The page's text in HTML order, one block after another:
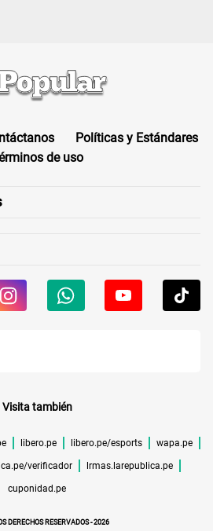
Políticas y Estándares
de uso
Visita también
libero.pe libero.pe/esports wapa.pe
verificador lrmas.larepublica.pe
cuponidad.pe
DERECHOS RESERVADOS -2026